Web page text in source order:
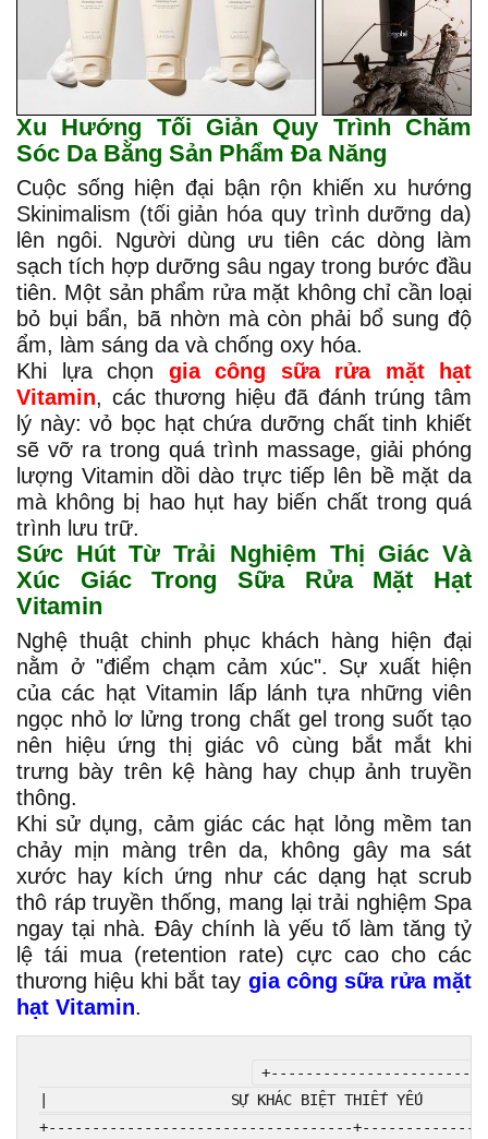
Xu Hướng Tối Giản Quy Trình Chăm
Sóc Da Bằng Sản Phẩm Đa Năng
Cuộc sống hiện đại bận rộn khiến xu hướng
Skinimalism (tối giản hóa quy trình dưỡng da)
lên ngôi. Người dùng ưu tiên các dòng làm
sạch tích hợp dưỡng sâu ngay trong bước đầu
tiên. Một sản phẩm rửa mặt không chỉ cần loại
bỏ bụi bẩn, bã nhờn mà còn phải bổ sung độ
ẩm, làm sáng da và chống oxy hóa.
Khi lựa chọn gia công sữa rửa mặt hạt
Vitamin, các thương hiệu đã đánh trúng tâm
lý này: vỏ bọc hạt chứa dưỡng chất tinh khiết
sẽ vỡ ra trong quá trình massage, giải phóng
lượng Vitamin dồi dào trực tiếp lên bề mặt da
mà không bị hao hụt hay biến chất trong quá
trình lưu trữ.
Sức Hút Từ Trải Nghiệm Thị Giác Và
Xúc Giác Trong Sữa Rửa Mặt Hạt
Vitamin
Nghệ thuật chinh phục khách hàng hiện đại
nằm ở "điểm chạm cảm xúc". Sự xuất hiện
của các hạt Vitamin lấp lánh tựa những viên
ngọc nhỏ lơ lửng trong chất gel trong suốt tạo
nên hiệu ứng thị giác vô cùng bắt mắt khi
trưng bày trên kệ hàng hay chụp ảnh truyền
thông.
Khi sử dụng, cảm giác các hạt lỏng mềm tan
chảy mịn màng trên da, không gây ma sát
xước hay kích ứng như các dạng hạt scrub
thô ráp truyền thống, mang lại trải nghiệm Spa
ngay tại nhà. Đây chính là yếu tố làm tăng tỷ
lệ tái mua (retention rate) cực cao cho các
thương hiệu khi bắt tay gia công sữa rửa mặt
hạt Vitamin.
|                     SỰ KHÁC BIỆT THIẾT
+-----------------------------------